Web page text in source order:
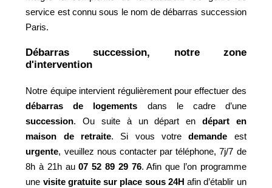
service est connu sous le nom de débarras succession
Paris.
Débarras succession, notre zone
d'intervention
Notre équipe intervient régulièrement pour effectuer des
débarras de logements dans le cadre d’une
succession. Ou suite à un départ en départ en
maison de retraite. Si vous votredemande est
urgente, veuillez nous contacter partéléphone, 7j/7 de
8h à 21h au07 52 89 29 76. Afin que l’on programme
une visite gratuite sur place sous 24H afin d’établir un